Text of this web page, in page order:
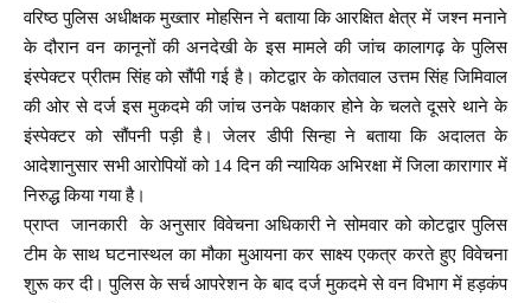
वरिष्ठ पुलिस अधीक्षक मुख्तार मोहसिन ने बताया कि आरक्षित क्षेत्र में जश्न मनाने
के दौरान वन कानूनों की अनदेखी के इस मामले की जांच कालागढ़ के पुलिस
इंस्पेक्टर प्रीतम सिंह को सौंपी गई है। कोटद्वार के कोतवाल उत्तम सिंह जिमिवाल
की ओर से दर्ज इस मुकदमे की जांच उनके पक्षकार होने के चलते दूसरे थाने के
इंस्पेक्टर को सौंपनी पड़ी है। जेलर डीपी सिन्हा ने बताया कि अदालत के
आदेशानुसार सभी आरोपियों को 14 दिन की न्यायिक अभिरक्षा में जिला कारागार में
निरुद्ध किया गया है।
प्राप्त जानकारी के अनुसार विवेचना अधिकारी ने सोमवार को कोटद्वार पुलिस
टीम के साथ घटनास्थल का मौका मुआयना कर साक्ष्य एकत्र करते हुए विवेचना
शुरू कर दी। पुलिस के सर्च आपरेशन के बाद दर्ज मुकदमे से वन विभाग में हड़कंप